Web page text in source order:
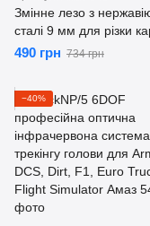
Змінне лезо з
сталі 9 мм для різки
фрі, огірків, моркви,
490 грн 734 грн
−40%